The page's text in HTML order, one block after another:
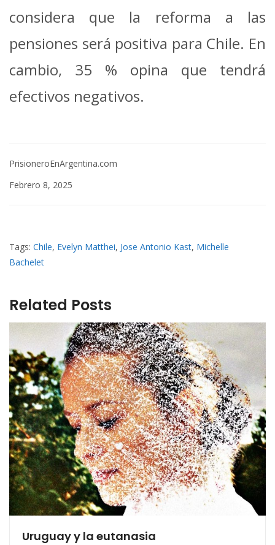
considera que la reforma a las
pensiones será positiva para Chile. En
cambio, 35 % opina que tendrá
efectivos negativos.
PrisioneroEnArgentina.com
Febrero 8, 2025
Tags: Chile, Evelyn Matthei, Jose Antonio Kast, Michelle
Bachelet
Related Posts
Uruguay y la eutanasia